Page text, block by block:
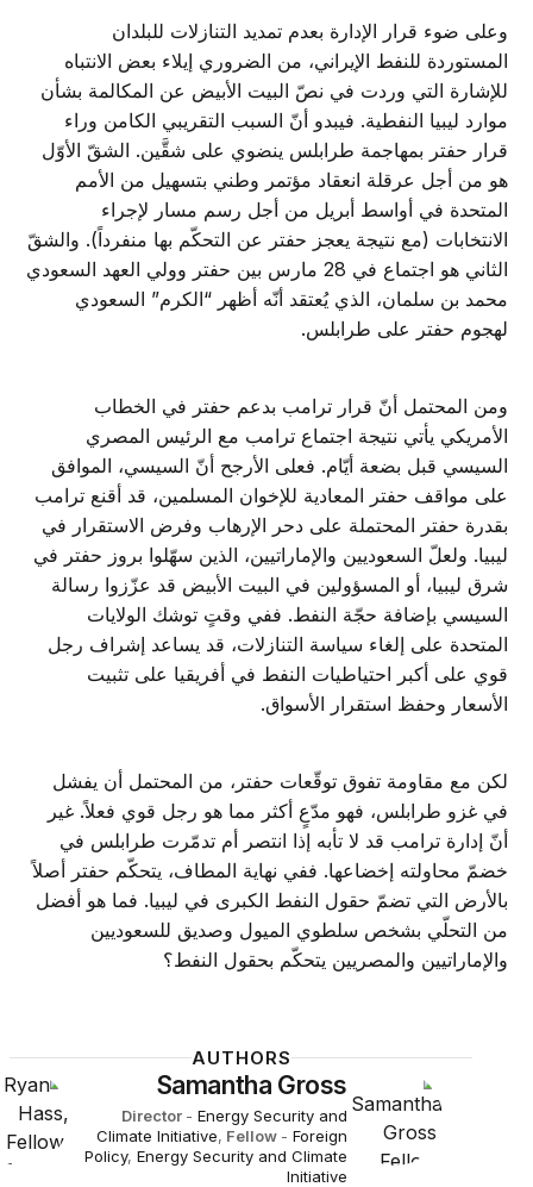
وعلى ضوء قرار الإدارة بعدم تمديد التنازلات للبلدان
المستوردة للنفط الإيراني، من الضروري إيلاء بعض الانتباه
للإشارة التي وردت في نصّ البيت الأبيض عن المكالمة بشأن
موارد ليبيا النفطية. فيبدو أنّ السبب التقريبي الكامن وراء
قرار حفتر بمهاجمة طرابلس ينضوي على شقَّين. الشقّ الأوّل
هو من أجل عرقلة انعقاد مؤتمر وطني بتسهيل من الأمم
المتحدة في أواسط أبريل من أجل رسم مسار لإجراء
الانتخابات (مع نتيجة يعجز حفتر عن التحكّم بها منفرداً). والشقّ
الثاني هو اجتماع في 28 مارس بين حفتر وولي العهد السعودي
محمد بن سلمان، الذي يُعتقد أنّه أظهر “الكرم” السعودي
لهجوم حفتر على طرابلس.
ومن المحتمل أنّ قرار ترامب بدعم حفتر في الخطاب
الأمريكي يأتي نتيجة اجتماع ترامب مع الرئيس المصري
السيسي قبل بضعة أيّام. فعلى الأرجح أنّ السيسي، الموافق
على مواقف حفتر المعادية للإخوان المسلمين، قد أقنع ترامب
بقدرة حفتر المحتملة على دحر الإرهاب وفرض الاستقرار في
ليبيا. ولعلّ السعوديين والإماراتيين، الذين سهّلوا بروز حفتر في
شرق ليبيا، أو المسؤولين في البيت الأبيض قد عزّزوا رسالة
السيسي بإضافة حجّة النفط. ففي وقتٍ توشك الولايات
المتحدة على إلغاء سياسة التنازلات، قد يساعد إشراف رجل
قوي على أكبر احتياطيات النفط في أفريقيا على تثبيت
الأسعار وحفظ استقرار الأسواق.
لكن مع مقاومة تفوق توقّعات حفتر، من المحتمل أن يفشل
في غزو طرابلس، فهو مدّعٍ أكثر مما هو رجل قوي فعلاً. غير
أنّ إدارة ترامب قد لا تأبه إذا انتصر أم تدمّرت طرابلس في
خضمّ محاولته إخضاعها. ففي نهاية المطاف، يتحكّم حفتر أصلاً
بالأرض التي تضمّ حقول النفط الكبرى في ليبيا. فما هو أفضل
من التحلّي بشخص سلطوي الميول وصديق للسعوديين
والإماراتيين والمصريين يتحكّم بحقول النفط؟
AUTHORS
Samantha Gross
Director - Energy Security and
Climate Initiative, Fellow - Foreign
Policy, Energy Security and Climate
Initiative